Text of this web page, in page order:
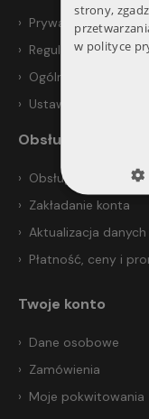
Prywatność i
Regulamin
Ogólne warunki
Ustawienia
Obsługa klienta
Obsługa klienta
Zakładanie konta
Aktualizacja danych
Płatność, ceny i
Twoje konto
Dane osobowe
Zamówienia
Moje pokwitowania
strony,
w polityce